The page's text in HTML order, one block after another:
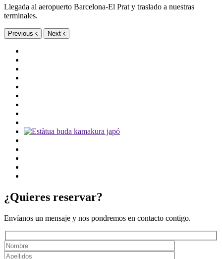
Llegada al aeropuerto Barcelona-El Prat y traslado a nuestras
terminales.
Previous Next
¿Quieres reservar?
Envíanos un mensaje y nos pondremos en contacto contigo.